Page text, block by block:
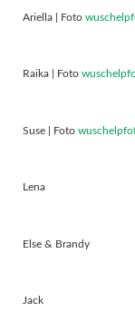
Ariella | Foto
Raika | Foto
Suse | Foto
Lena
Else & Brandy
Jack